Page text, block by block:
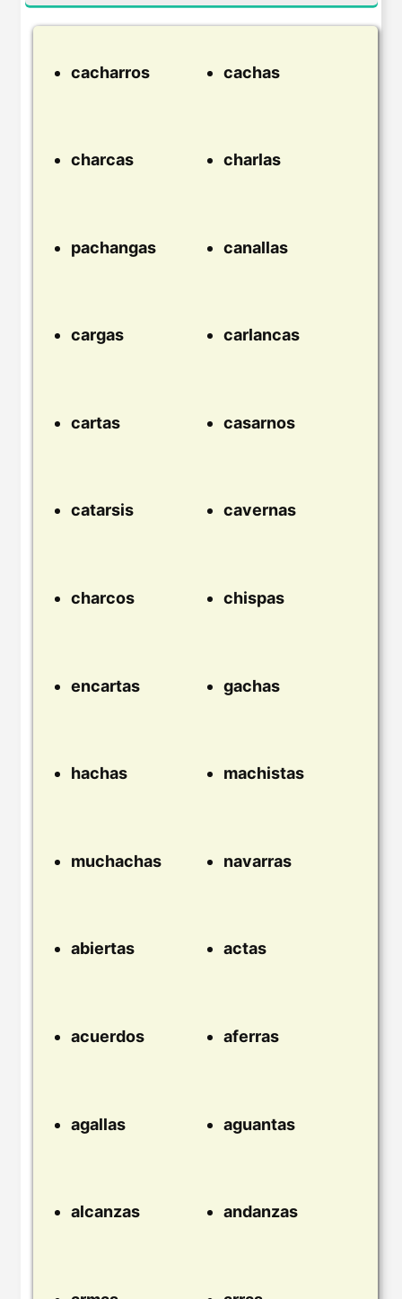
cacharros cachas
charcas charlas
pachangas canallas
cargas carlancas
cartas casarnos
catarsis cavernas
charcos chispas
encartas gachas
hachas machistas
muchachas navarras
abiertas actas
acuerdos aferras
agallas aguantas
alcanzas andanzas